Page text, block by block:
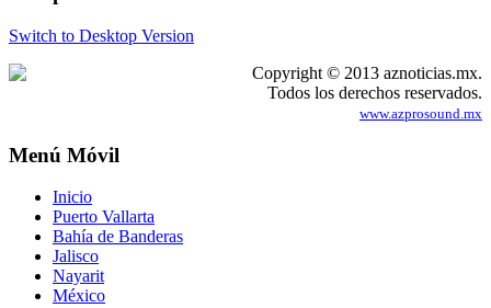
Switch to Desktop Version
Copyright © 2013 aznoticias.mx.
Todos los derechos reservados.
www.azprosound.mx
Menú Móvil
Inicio
Puerto Vallarta
Bahía de Banderas
Jalisco
Nayarit
México